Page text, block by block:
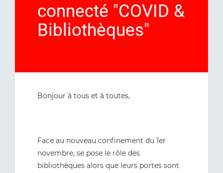
connecté "COVID &
Bibliothèques"
Bonjour à tous et à toutes,
Face au nouveau confinement du 1er
novembre, se pose le rôle des
bibliothèques alors que leurs portes sont